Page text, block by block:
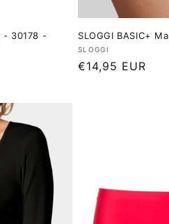
- 30178 -
SLOGGI BASIC+
Verkoper:
SLOGGI
Normale
€14,95 EUR